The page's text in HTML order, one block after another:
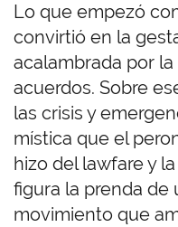
Lo que empezó
convirtió en la
acalambrada por
acuerdos. Sobre
las crisis y
mística que el
hizo del lawfare y
figura la prenda de
movimiento que